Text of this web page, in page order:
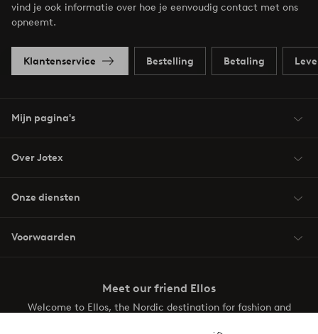
vind je ook informatie over hoe je eenvoudig contact met ons
opneemt.
Klantenservice Bestelling Betaling
Mijn pagina's
Over Jotex
Onze diensten
Voorwaarden
Meet our friend Ellos
Welcome to Ellos, the Nordic destination for fashion and